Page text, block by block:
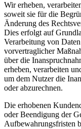
Wir erheben,
soweit sie für die
Änderung des
Dies erfolgt auf
Verarbeitung von
vorvertraglicher
über die
erheben, verarbeiten
um dem Nutzer die
oder abzurechnen.
Die erhobenen
oder Beendigung der
Aufbewahrungsfristen